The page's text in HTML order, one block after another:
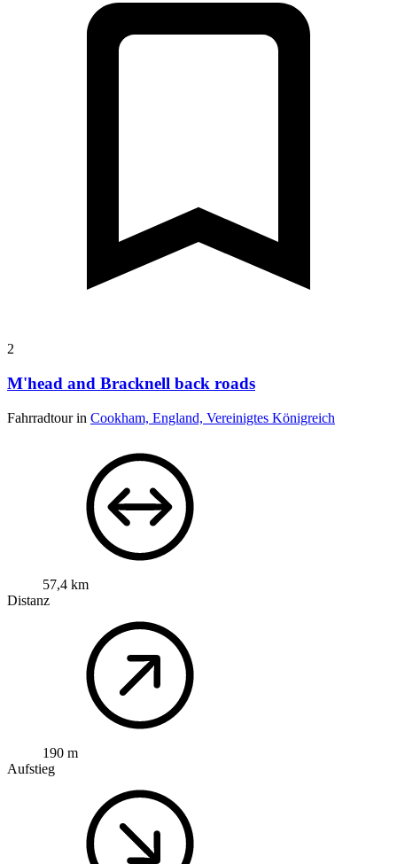
2
M'head and Bracknell back roads
Fahrradtour in Cookham, England, Vereinigtes Königreich
57,4 km
Distanz
190 m
Aufstieg